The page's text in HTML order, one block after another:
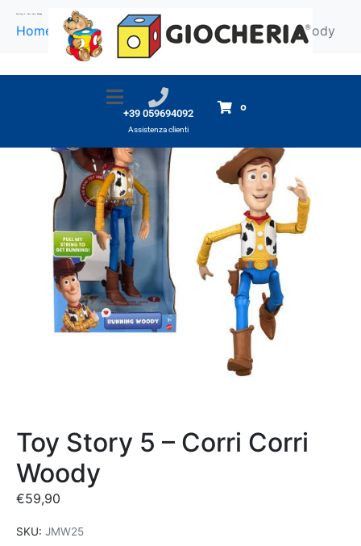
+39 059694092
Assistenza clienti
0
Home Prodotti Toy Story 5 - Corri Corri Woody
Toy Story 5 – Corri Corri
Woody
€59,90
SKU: JMW25